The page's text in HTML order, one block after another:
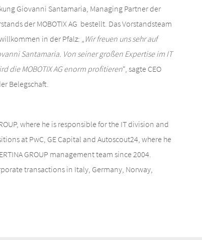
Giovanni Santamaria, Managing Partner der
der MOBOTIX AG bestellt. Das Vorstandsteam
in der Pfalz: „Wir freuen uns sehr auf
Santamaria. Von seiner großen Expertise im IT
die MOBOTIX AG enorm profitieren“, sagte CEO
Belegschaft.
where he is responsible for the IT division and
at PwC, GE Capital and Autoscout24, where he
GROUP management team since 2004.
transactions in Italy, Germany, Norway,